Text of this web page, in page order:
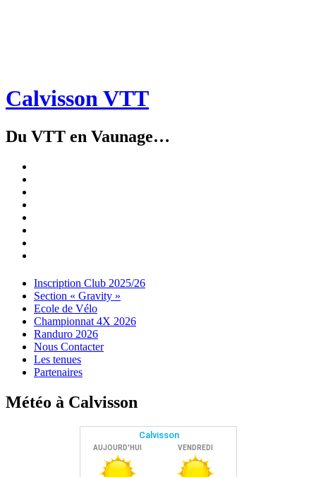
Calvisson VTT
Du VTT en Vaunage…
Menu
Widgets
Recherche
Aller
contenu
Inscription Club 2025/26
Section « Gravity »
Ecole de Vélo
Championnat 4X 2026
Randuro 2026
Nous Contacter
Les tenues
Partenaires
Météo à Calvisson